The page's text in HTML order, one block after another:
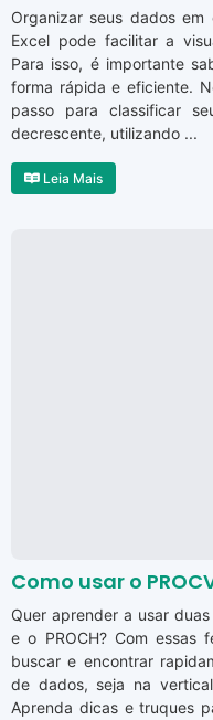
Organizar seus dados
Excel pode facilitar a
Para isso, é importante
forma rápida e eficiente.
passo para classificar
decrescente, utilizando ...
Leia Mais
Como usar o
Quer aprender a usar
e o PROCH? Com essas
buscar e encontrar
de dados, seja na
Aprenda dicas e truques